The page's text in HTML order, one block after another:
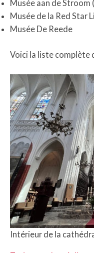
Musée aan de Stroom
Musée de la Red Star
Musée De Reede
Voici la liste complète
Intérieur de la